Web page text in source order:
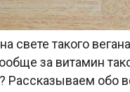
свете такого
за витамин
Рассказываем обо